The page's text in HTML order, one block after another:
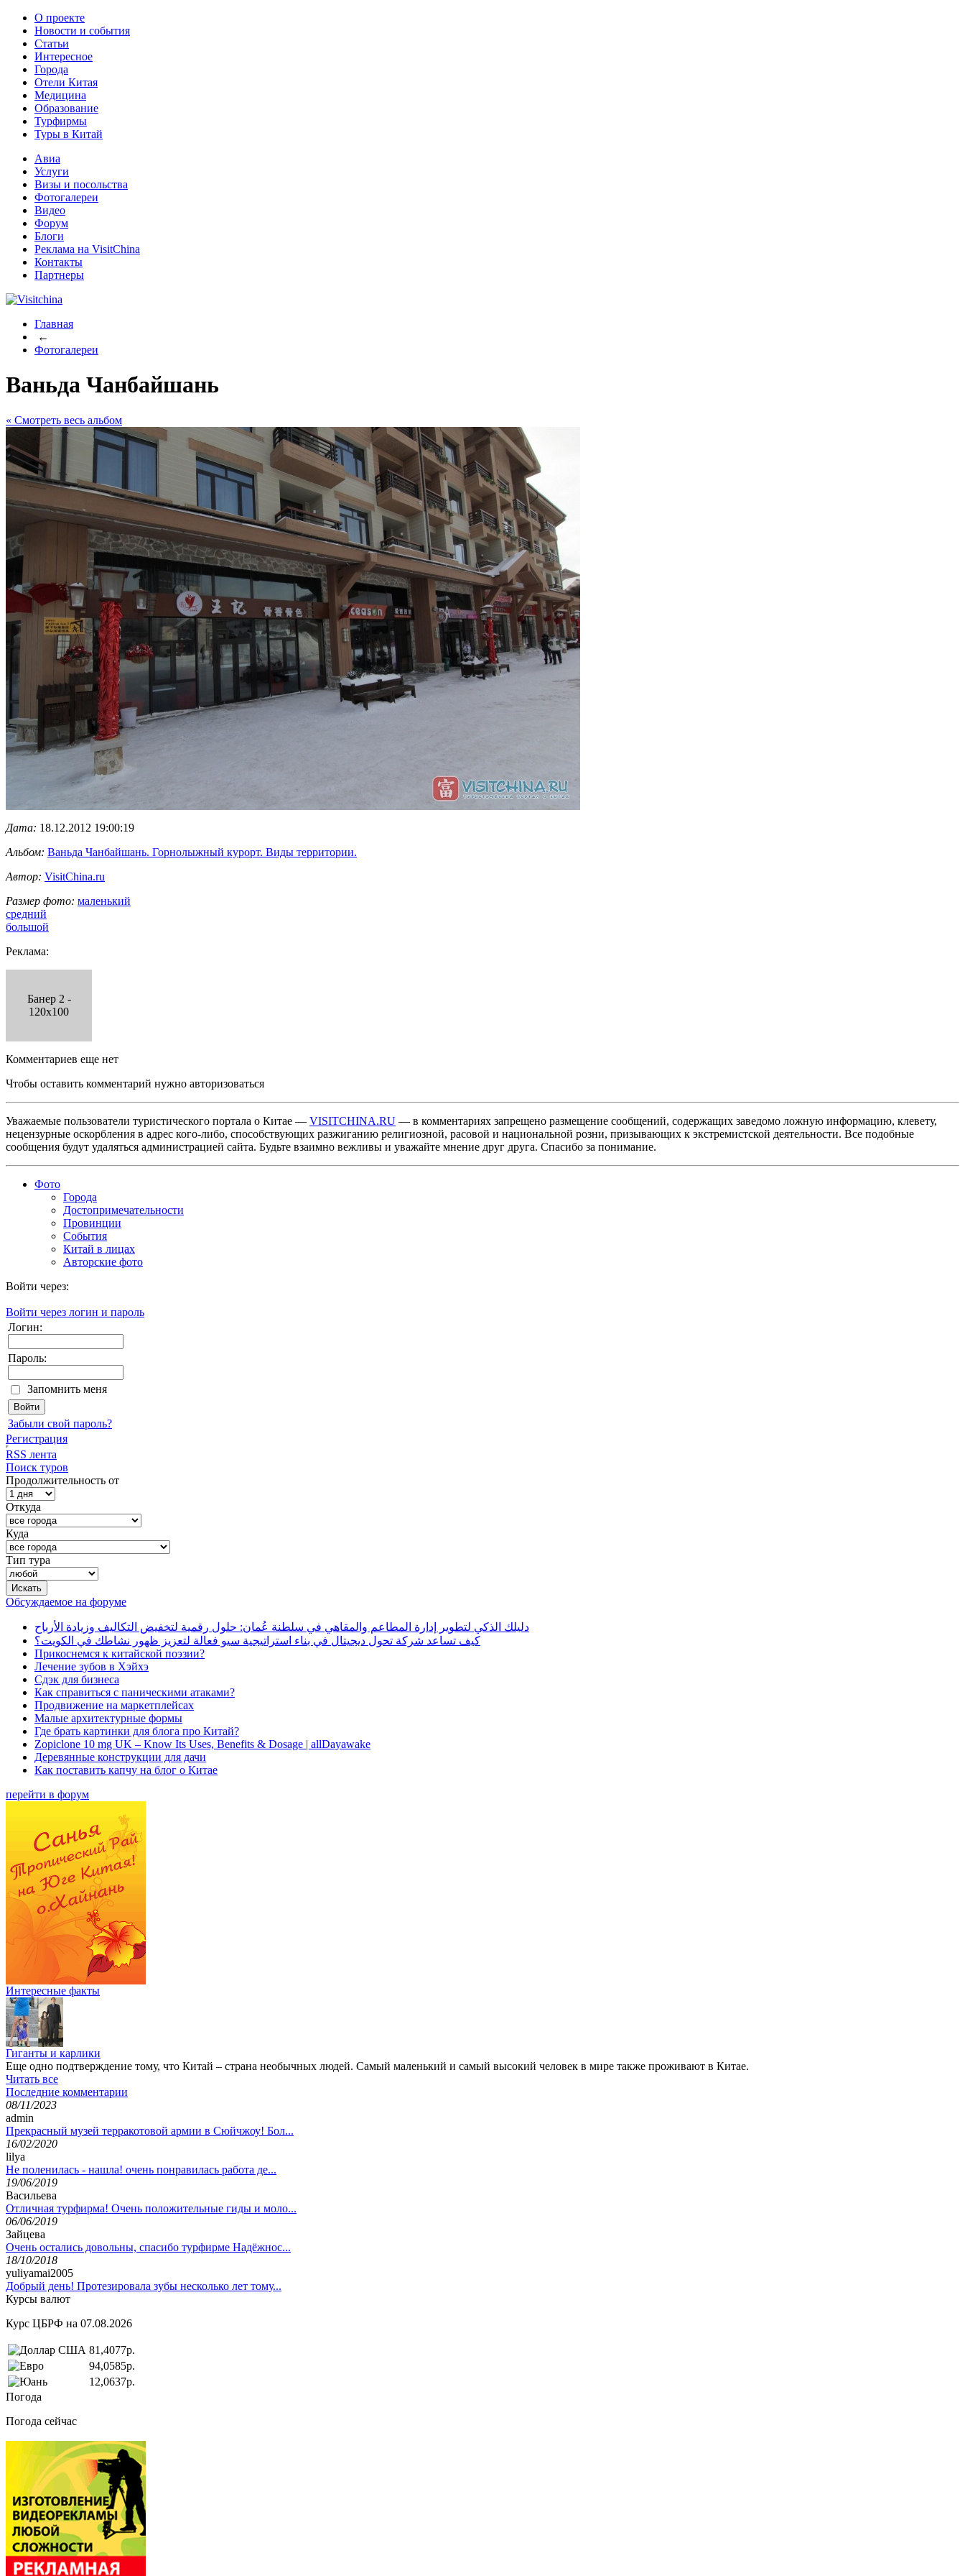
О проекте
Новости и события
Статьи
Интересное
Города
Отели Китая
Медицина
Образование
Турфирмы
Туры в Китай
Авиа
Услуги
Визы и посольства
Фотогалереи
Видео
Форум
Блоги
Реклама на VisitChina
Контакты
Партнеры
Главная
←
Фотогалереи
Ваньда Чанбайшань
« Cмотреть весь альбом
Дата: 18.12.2012 19:00:19
Альбом: Ваньда Чанбайшань. Горнолыжный курорт. Виды территории.
Автор: VisitChina.ru
Размер фото: маленький
средний
большой
Реклама:
Банер 2 -
120x100
Комментариев еще нет
Чтобы оставить комментарий нужно авторизоваться
Уважаемые пользователи туристического портала о Китае — VISITCHINA.RU — в комментариях запрещено размещение сообщений, содержащих заведомо ложную информацию, клевету,
нецензурные оскорбления в адрес кого-либо, способствующих разжиганию религиозной, расовой и национальной розни, призывающих к экстремистской деятельности. Все подобные
сообщения будут удаляться администрацией сайта. Будьте взаимно вежливы и уважайте мнение друг друга. Спасибо за понимание.
Фото
Города
Достопримечательности
Провинции
События
Китай в лицах
Авторские фото
Войти через:
Войти через логин и пароль
Логин:
Пароль:
Запомнить меня
Забыли свой пароль?
Регистрация
RSS лента
Поиск туров
Продолжительность от
Откуда
Куда
Тип тура
Обсуждаемое на форуме
دليلك الذكي لتطوير إدارة المطاعم والمقاهي في سلطنة عُمان: حلول رقمية لتخفيض التكاليف وزيادة الأرباح
كيف تساعد شركة تحول ديجيتال في بناء استراتيجية سيو فعالة لتعزيز ظهور نشاطك في الكويت؟
Прикоснемся к китайской поэзии?
Лечение зубов в Хэйхэ
Сдэк для бизнеса
Как справиться с паническими атаками?
Продвижение на маркетплейсах
Малые архитектурные формы
Где брать картинки для блога про Китай?
Zopiclone 10 mg UK – Know Its Uses, Benefits & Dosage | allDayawake
Деревянные конструкции для дачи
Как поставить капчу на блог о Китае
перейти в форум
Интересные факты
Гиганты и карлики
Еще одно подтверждение тому, что Китай – страна необычных людей. Самый маленький и самый высокий человек в мире также проживают в Китае.
Читать все
Последние комментарии
08/11/2023
admin
Прекрасный музей терракотовой армии в Сюйчжоу! Бол...
16/02/2020
lilya
Не поленилась - нашла! очень понравилась работа де...
19/06/2019
Васильева
Отличная турфирма! Очень положительные гиды и моло...
06/06/2019
Зайцева
Очень остались довольны, спасибо турфирме Надёжнос...
18/10/2018
yuliyamai2005
Добрый день! Протезировала зубы несколько лет тому...
Курсы валют
Курс ЦБРФ на 07.08.2026
81,4077р.
94,0585р.
12,0637р.
Погода
Погода сейчас